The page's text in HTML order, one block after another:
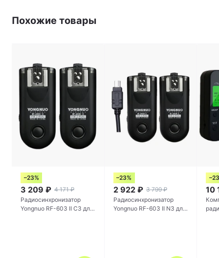
Похожие товары
–23%
3 209 ₽ 4 171 ₽
Радиосинхронизатор
Yongnuo RF-603 II C3 для
–23%
2 922 ₽ 3 799 ₽
Радиосинхронизатор
Yongnuo RF-603 II N3 для
10